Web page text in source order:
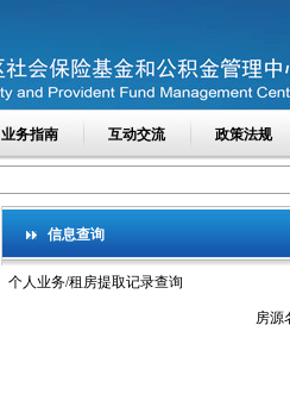
业务指南 互动交流 政策法规
信息查询
个人业务/租房提取记录查询
房源